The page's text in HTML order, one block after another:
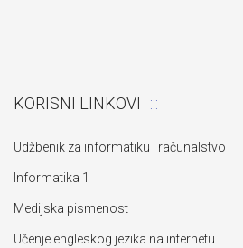
KORISNI LINKOVI
Udžbenik za informatiku i računalstvo
Informatika 1
Medijska pismenost
Učenje engleskog jezika na internetu